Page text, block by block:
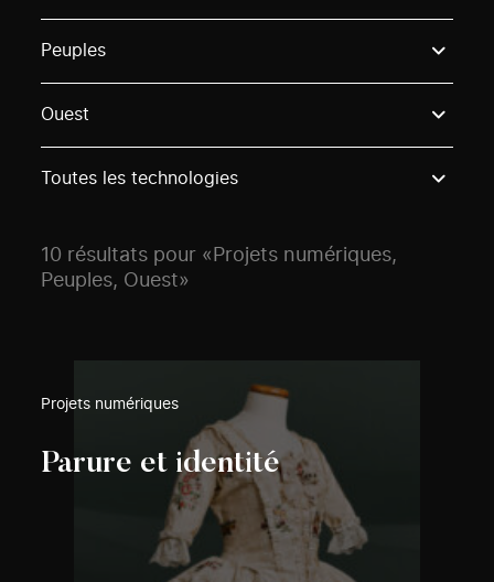
Peuples
Ouest
Toutes les technologies
10 résultats pour «Projets numériques,
Peuples, Ouest»
Projets numériques
Parure et identité